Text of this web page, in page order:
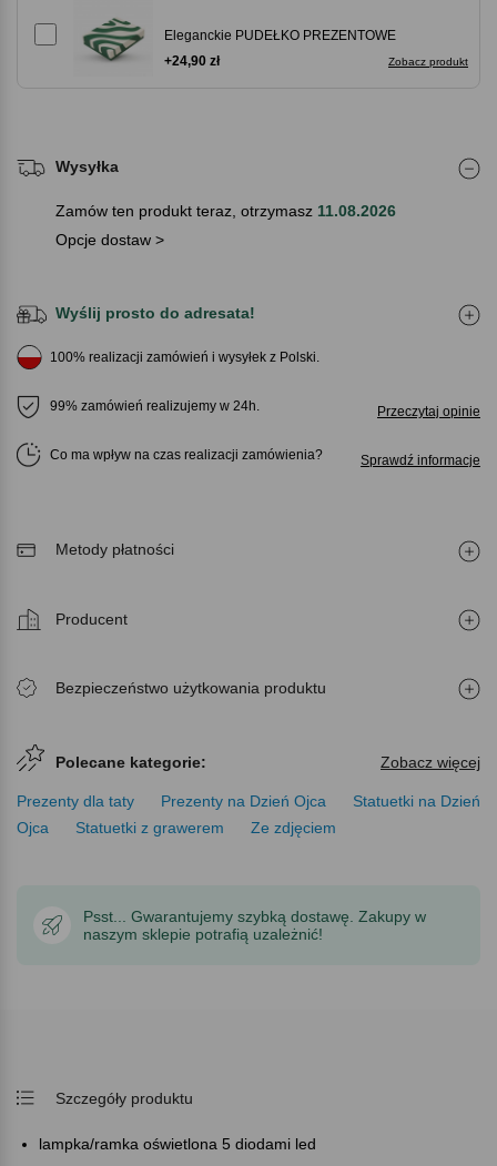
Eleganckie PUDEŁKO PREZENTOWE
Zobacz produkt
+24,90 zł
Wysyłka
Zamów ten produkt teraz, otrzymasz 11.08.2026
Opcje dostaw >
Wyślij prosto do adresata!
100% realizacji zamówień i wysyłek z Polski.
99% zamówień realizujemy w 24h. Przeczytaj opinie
Co ma wpływ na czas realizacji zamówienia Sprawdź informacje
Metody płatności
Producent
Bezpieczeństwo użytkowania produktu
Polecane kategorie: Zobacz więcej
Prezenty dla taty Prezenty na Dzień Ojca
Statuetki na Dzień
Ojca
Statuetki z grawerem Ze zdjęciem
Psst... Gwarantujemy szybką dostawę. Zakupy w
naszym sklepie potrafią uzależnić!
Szczegóły produktu
lampka/ramka oświetlona 5 diodami led